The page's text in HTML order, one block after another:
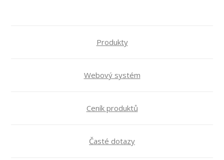
Produkty
Webový systém
Ceník produktů
Časté dotazy